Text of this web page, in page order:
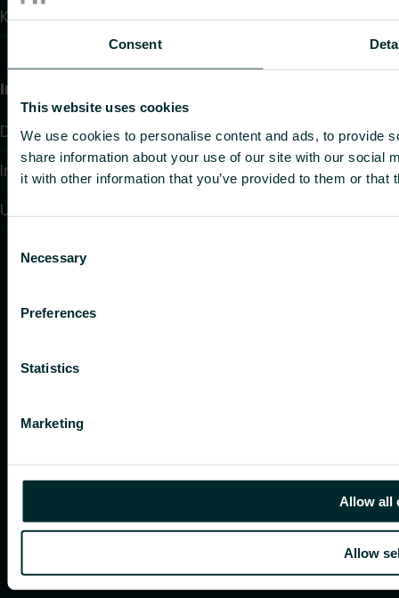
Consent
This website uses cookies
We use cookies to personalise content and ads, to provide
share information about your use of our site with our social
it with other information that you’ve provided to them or
Selection
Necessary
Preferences
Statistics
Marketing
Allow all
Allow
Kontakt
Information
Datenschutzrichtlinien
Impressum
Unternehmenspolitik